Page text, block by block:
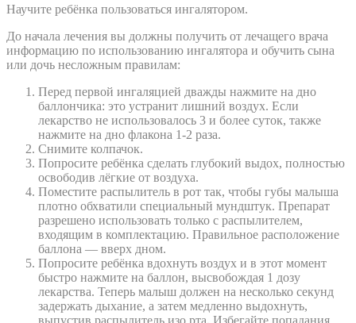
Научите ребёнка пользоваться ингалятором.
До начала лечения вы должны получить от лечащего врача
информацию по использованию ингалятора и обучить сына
или дочь несложным правилам:
Перед первой ингаляцией дважды нажмите на дно
баллончика: это устранит лишний воздух. Если
лекарство не использовалось 3 и более суток, также
нажмите на дно флакона 1-2 раза.
Снимите колпачок.
Попросите ребёнка сделать глубокий выдох, полностью
освободив лёгкие от воздуха.
Поместите распылитель в рот так, чтобы губы малыша
плотно обхватили специальный мундштук. Препарат
разрешено использовать только с распылителем,
входящим в комплектацию. Правильное расположение
баллона — вверх дном.
Попросите ребёнка вдохнуть воздух и в этот момент
быстро нажмите на баллон, высвобождая 1 дозу
лекарства. Теперь малыш должен на несколько секунд
задержать дыхание, а затем медленно выдохнуть,
выпустив распылитель изо рта. Избегайте попадания